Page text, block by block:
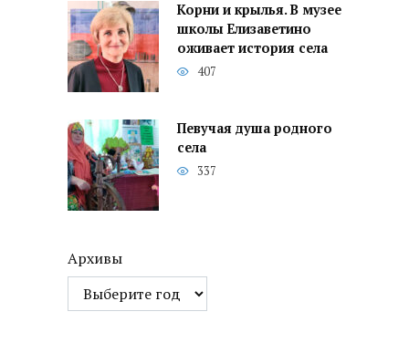
Корни и крылья. В музее
школы Елизаветино
оживает история села
407
Певучая душа родного
села
337
Архивы